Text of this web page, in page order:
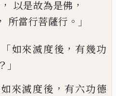
， 以是故為是佛 ，
， 所當行菩薩行 。」
「如來滅度後 ， 有幾功
？」
如來滅度後 ， 有六功德